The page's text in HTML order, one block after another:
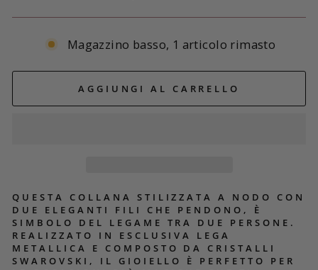
Magazzino basso, 1 articolo rimasto
AGGIUNGI AL CARRELLO
QUESTA COLLANA STILIZZATA A NODO CON
DUE ELEGANTI FILI CHE PENDONO, È
SIMBOLO DEL LEGAME TRA DUE PERSONE.
REALIZZATO IN ESCLUSIVA LEGA
METALLICA E COMPOSTO DA CRISTALLI
SWAROVSKI, IL GIOIELLO È PERFETTO PER